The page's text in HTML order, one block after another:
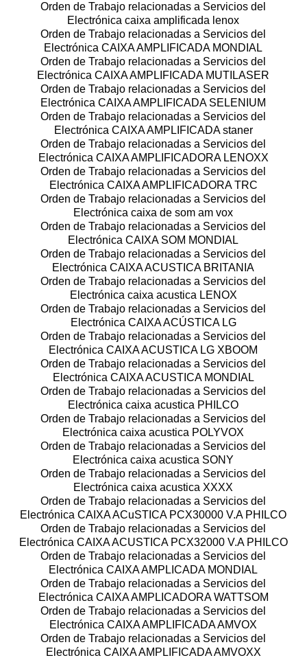
Orden de Trabajo relacionadas a Servicios del
Electrónica caixa amplificada lenox
Orden de Trabajo relacionadas a Servicios del
Electrónica CAIXA AMPLIFICADA MONDIAL
Orden de Trabajo relacionadas a Servicios del
Electrónica CAIXA AMPLIFICADA MUTILASER
Orden de Trabajo relacionadas a Servicios del
Electrónica CAIXA AMPLIFICADA SELENIUM
Orden de Trabajo relacionadas a Servicios del
Electrónica CAIXA AMPLIFICADA staner
Orden de Trabajo relacionadas a Servicios del
Electrónica CAIXA AMPLIFICADORA LENOXX
Orden de Trabajo relacionadas a Servicios del
Electrónica CAIXA AMPLIFICADORA TRC
Orden de Trabajo relacionadas a Servicios del
Electrónica caixa de som am vox
Orden de Trabajo relacionadas a Servicios del
Electrónica CAIXA SOM MONDIAL
Orden de Trabajo relacionadas a Servicios del
Electrónica CAIXA ACUSTICA BRITANIA
Orden de Trabajo relacionadas a Servicios del
Electrónica caixa acustica LENOX
Orden de Trabajo relacionadas a Servicios del
Electrónica CAIXA ACÚSTICA LG
Orden de Trabajo relacionadas a Servicios del
Electrónica CAIXA ACUSTICA LG XBOOM
Orden de Trabajo relacionadas a Servicios del
Electrónica CAIXA ACUSTICA MONDIAL
Orden de Trabajo relacionadas a Servicios del
Electrónica caixa acustica PHILCO
Orden de Trabajo relacionadas a Servicios del
Electrónica caixa acustica POLYVOX
Orden de Trabajo relacionadas a Servicios del
Electrónica caixa acustica SONY
Orden de Trabajo relacionadas a Servicios del
Electrónica caixa acustica XXXX
Orden de Trabajo relacionadas a Servicios del
Electrónica CAIXA ACuSTICA PCX30000 V.A PHILCO
Orden de Trabajo relacionadas a Servicios del
Electrónica CAIXA ACUSTICA PCX32000 V.A PHILCO
Orden de Trabajo relacionadas a Servicios del
Electrónica CAIXA AMPLICADA MONDIAL
Orden de Trabajo relacionadas a Servicios del
Electrónica CAIXA AMPLICADORA WATTSOM
Orden de Trabajo relacionadas a Servicios del
Electrónica CAIXA AMPLIFICADA AMVOX
Orden de Trabajo relacionadas a Servicios del
Electrónica CAIXA AMPLIFICADA AMVOXX